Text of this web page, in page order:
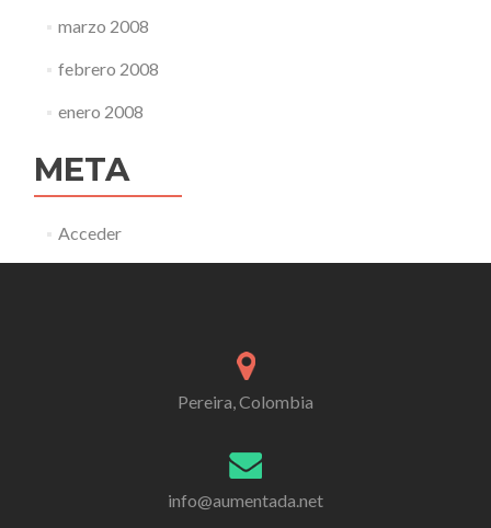
marzo 2008
febrero 2008
enero 2008
META
Acceder
Pereira, Colombia
info@aumentada.net